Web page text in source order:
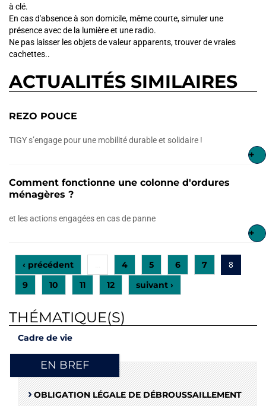
à clé.
En cas d'absence à son domicile, même courte, simuler une
présence avec de la lumière et une radio.
Ne pas laisser les objets de valeur apparents, trouver de vraies
cachettes..
ACTUALITÉS SIMILAIRES
REZO POUCE
TIGY s’engage pour une mobilité durable et solidaire !
+
Comment fonctionne une colonne d'ordures
ménagères ?
et les actions engagées en cas de panne
+
‹ précédent 4 5 6 7 8
9 10 11 12 suivant ›
THÉMATIQUE(S)
Cadre de vie
EN BREF
OBLIGATION LÉGALE DE DÉBROUSSAILLEMENT